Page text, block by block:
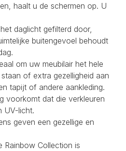
haalt u de schermen op. U
daglicht gefilterd door,
buitengevoel behoudt
om uw meubilair het hele
of extra gezelligheid aan
tapijt of andere aankleding.
voorkomt dat die verkleuren
UV-licht.
geven een gezellige en
Rainbow Collection is